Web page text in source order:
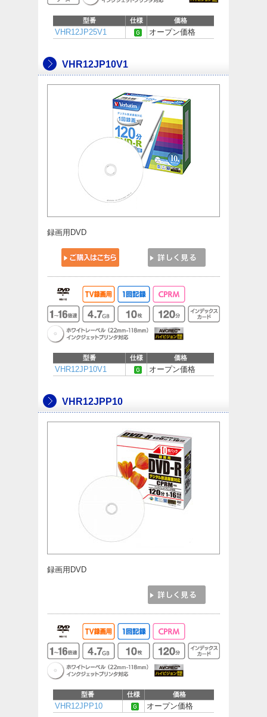
型番 仕様 価格
VHR12JP25V1 オープン価格
VHR12JP10V1
録画用DVD
型番 仕様 価格
VHR12JP10V1 オープン価格
VHR12JPP10
録画用DVD
型番 仕様 価格
VHR12JPP10 オープン価格